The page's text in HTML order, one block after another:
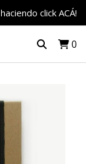
click ACÁ!
0